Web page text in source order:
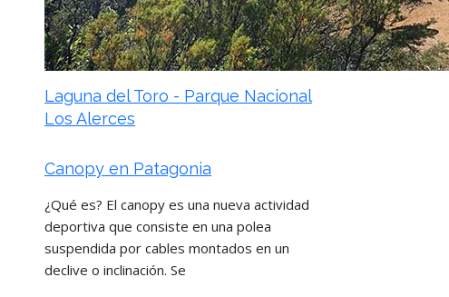
Laguna del Toro - Parque Nacional
Los Alerces
Canopy en Patagonia
¿Qué es? El canopy es una nueva actividad
deportiva que consiste en una polea
suspendida por cables montados en un
declive o inclinación. Se